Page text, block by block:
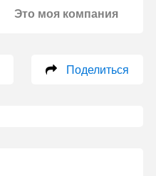
Это моя компания
Поделиться